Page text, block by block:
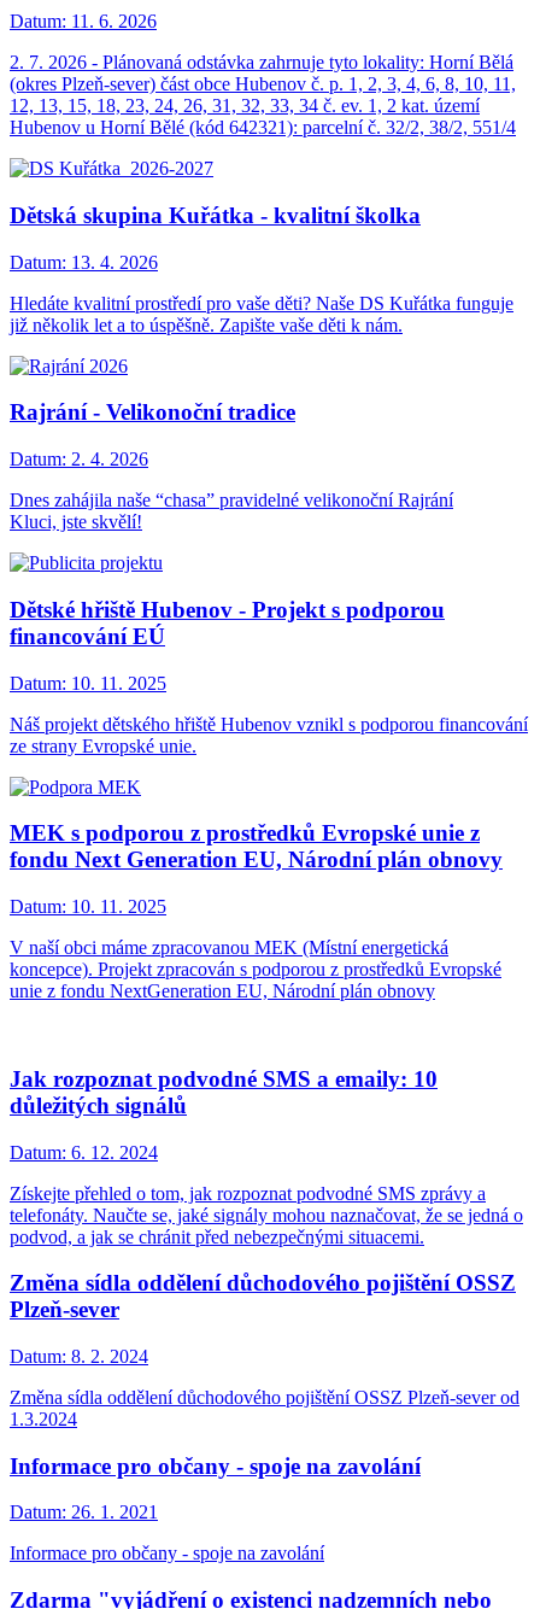
Datum: 11. 6. 2026
2. 7. 2026 - Plánovaná odstávka zahrnuje tyto lokality: Horní Bělá
(okres Plzeň-sever) část obce Hubenov č. p. 1, 2, 3, 4, 6, 8, 10, 11,
12, 13, 15, 18, 23, 24, 26, 31, 32, 33, 34 č. ev. 1, 2 kat. území
Hubenov u Horní Bělé (kód 642321): parcelní č. 32/2, 38/2, 551/4
Dětská skupina Kuřátka - kvalitní školka
Datum: 13. 4. 2026
Hledáte kvalitní prostředí pro vaše děti? Naše DS Kuřátka funguje
již několik let a to úspěšně. Zapište vaše děti k nám.
Rajrání - Velikonoční tradice
Datum: 2. 4. 2026
Dnes zahájila naše “chasa” pravidelné velikonoční Rajrání
Kluci, jste skvělí!
Dětské hřiště Hubenov - Projekt s podporou
financování EÚ
Datum: 10. 11. 2025
Náš projekt dětského hřiště Hubenov vznikl s podporou financování
ze strany Evropské unie.
MEK s podporou z prostředků Evropské unie z
fondu Next Generation EU, Národní plán obnovy
Datum: 10. 11. 2025
V naší obci máme zpracovanou MEK (Místní energetická
koncepce). Projekt zpracován s podporou z prostředků Evropské
unie z fondu NextGeneration EU, Národní plán obnovy
Jak rozpoznat podvodné SMS a emaily: 10
důležitých signálů
Datum: 6. 12. 2024
Získejte přehled o tom, jak rozpoznat podvodné SMS zprávy a
telefonáty. Naučte se, jaké signály mohou naznačovat, že se jedná o
podvod, a jak se chránit před nebezpečnými situacemi.
Změna sídla oddělení důchodového pojištění OSSZ
Plzeň-sever
Datum: 8. 2. 2024
Změna sídla oddělení důchodového pojištění OSSZ Plzeň-sever od
1.3.2024
Informace pro občany - spoje na zavolání
Datum: 26. 1. 2021
Informace pro občany - spoje na zavolání
Zdarma "vyjádření o existenci nadzemních nebo